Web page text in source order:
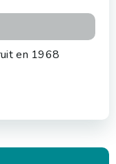
en 1968